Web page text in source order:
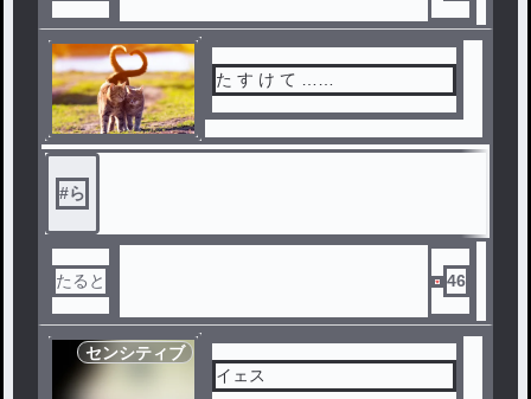
た す け て ……
#ら
たると 46
センシティブ
イェス